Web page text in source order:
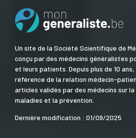
Un site de la Société Scientifique de
conçu par des médecins généralistes
et leurs patients. Depuis plus de 10
référence de la relation médecin-
articles validés par des médecins sur
maladies et la prévention.
Dernière modification : 01/09/2025